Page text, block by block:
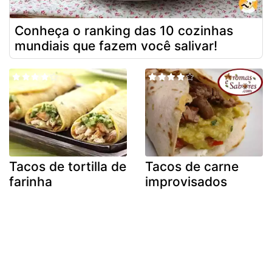
Conheça o ranking das 10 cozinhas
mundiais que fazem você salivar!
Tacos de tortilla de
farinha
Tacos de carne
improvisados